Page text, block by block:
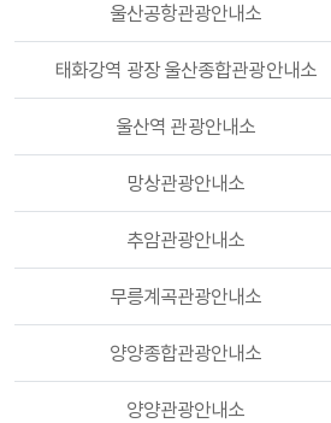
울산공항관광안내소
태화강역 광장 울산종합관광안내소
울산역 관광안내소
망상관광안내소
추암관광안내소
무릉계곡관광안내소
양양종합관광안내소
양양관광안내소